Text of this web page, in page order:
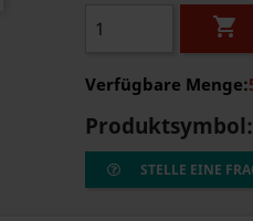

Verfügbare Menge:
Produktsymbol:
STELLE EINE